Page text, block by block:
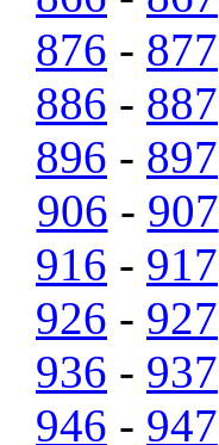
876 - 877
886 - 887
896 - 897
906 - 907
916 - 917
926 - 927
936 - 937
946 - 947